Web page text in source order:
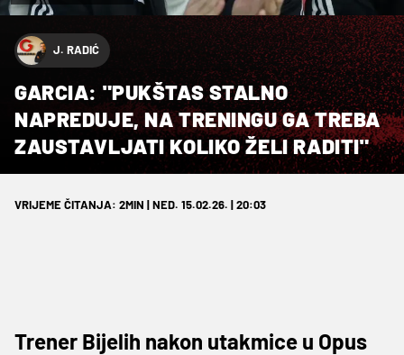
J. RADIĆ
GARCIA: "PUKŠTAS STALNO
NAPREDUJE, NA TRENINGU GA TREBA
ZAUSTAVLJATI KOLIKO ŽELI RADITI"
VRIJEME ČITANJA: 2MIN | NED. 15.02.26. | 20:03
Trener Bijelih nakon utakmice u Opus